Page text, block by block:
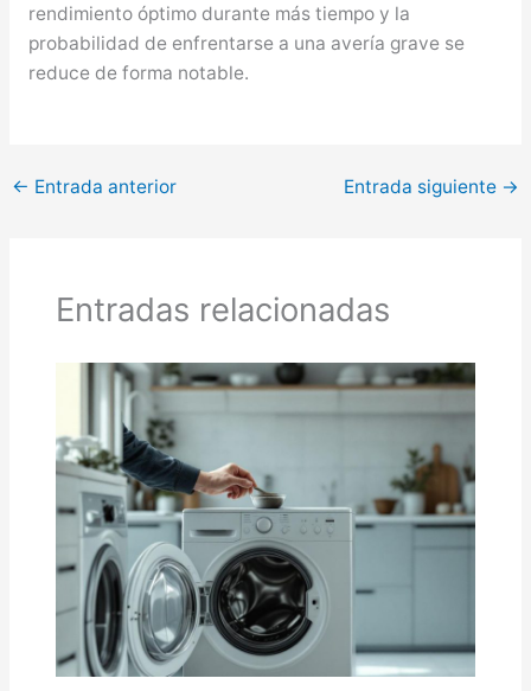
rendimiento óptimo durante más tiempo y la
probabilidad de enfrentarse a una avería grave se
reduce de forma notable.
← Entrada anterior Entrada siguiente →
Entradas relacionadas